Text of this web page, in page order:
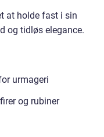
at holde fast i sin
og tidløs elegance.
urmageri
og rubiner